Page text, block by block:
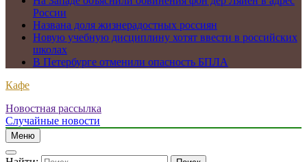
России
Названа доля жизнерадостных россиян
Новую учебную дисциплину хотят ввести в российских
школах
В Петербурге отменили опасность БПЛА
Кафе
Новостная рассылка
Случайные новости
Меню